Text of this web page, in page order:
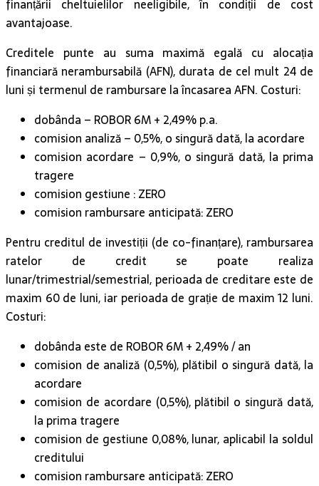
finanțării cheltuielilor neeligibile, în condiții de cost
avantajoase.
Creditele punte au suma maximă egală cu alocația
financiară nerambursabilă (AFN), durata de cel mult 24 de
luni și termenul de rambursare la încasarea AFN. Costuri:
dobânda – ROBOR 6M + 2,49% p.a.
comision analiză – 0,5%, o singură dată, la acordare
comision acordare – 0,9%, o singură dată, la prima
tragere
comision gestiune : ZERO
comision rambursare anticipată: ZERO
Pentru creditul de investiții (de co-finanțare), rambursarea
ratelor de credit se poate realiza
lunar/trimestrial/semestrial, perioada de creditare este de
maxim 60 de luni, iar perioada de grație de maxim 12 luni.
Costuri:
dobânda este de ROBOR 6M + 2,49% / an
comision de analiză (0,5%), plătibil o singură dată, la
acordare
comision de acordare (0,5%), plătibil o singură dată,
la prima tragere
comision de gestiune 0,08%, lunar, aplicabil la soldul
creditului
comision rambursare anticipată: ZERO